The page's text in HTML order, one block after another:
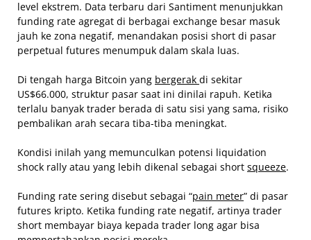
level ekstrem. Data terbaru dari Santiment menunjukkan
funding rate agregat di berbagai exchange besar masuk
jauh ke zona negatif, menandakan posisi short di pasar
perpetual futures menumpuk dalam skala luas.
Di tengah harga Bitcoin yang bergerak di sekitar
US$66.000, struktur pasar saat ini dinilai rapuh. Ketika
terlalu banyak trader berada di satu sisi yang sama, risiko
pembalikan arah secara tiba-tiba meningkat.
Kondisi inilah yang memunculkan potensi liquidation
shock rally atau yang lebih dikenal sebagai short squeeze.
Funding rate sering disebut sebagai “pain meter” di pasar
futures kripto. Ketika funding rate negatif, artinya trader
short membayar biaya kepada trader long agar bisa